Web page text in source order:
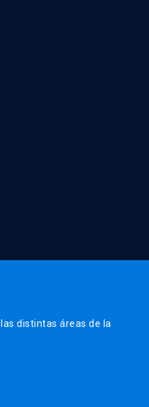
distintas áreas de la